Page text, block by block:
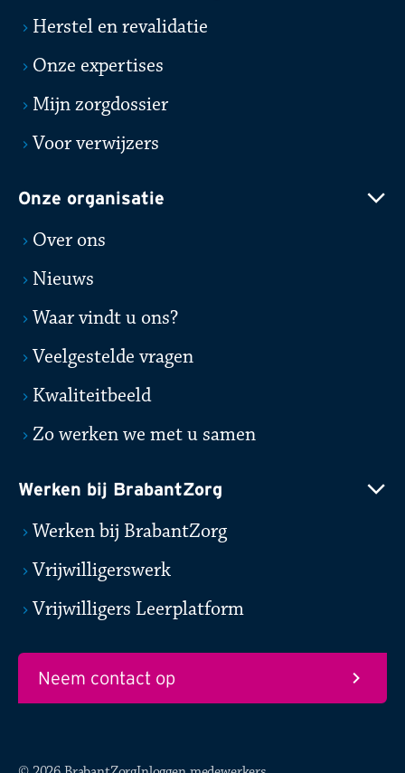
Herstel en revalidatie
Onze expertises
Mijn zorgdossier
Voor verwijzers
Onze organisatie
Over ons
Nieuws
Waar vindt u ons?
Veelgestelde vragen
Kwaliteitbeeld
Zo werken we met u samen
Werken bij BrabantZorg
Werken bij BrabantZorg
Vrijwilligerswerk
Vrijwilligers Leerplatform
Neem contact op